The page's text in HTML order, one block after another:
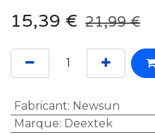
15,39 € 21,99€
Fabricant: Newsun
Marque: Deextek